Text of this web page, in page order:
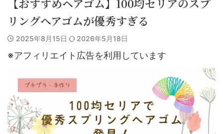
【おすすめヘアゴム】100均セリアのスプ
リングヘアゴムが優秀すぎる
2025年8月15日 2026年5月18日
※アフィリエイト広告を利用しています